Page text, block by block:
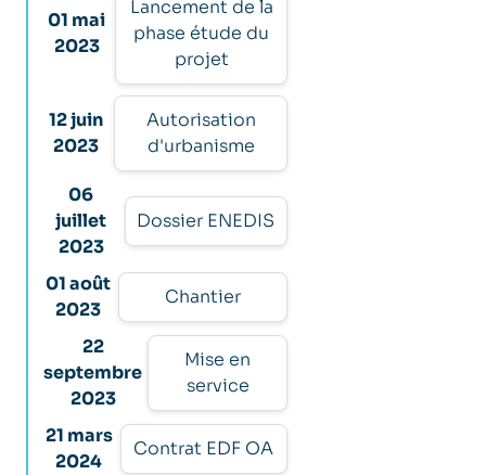
01 mai
2023
Lancement de la
phase étude du
projet
12 juin
2023
Autorisation
d'urbanisme
06
juillet
2023
Dossier ENEDIS
01 août
2023
Chantier
22
septembre
2023
Mise en
service
21 mars
2024
Contrat EDF OA